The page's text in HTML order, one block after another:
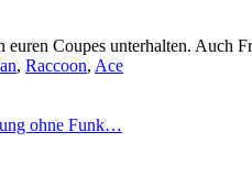
Coupes unterhalten. Auch
, Raccoon, Ace
ohne Funk…